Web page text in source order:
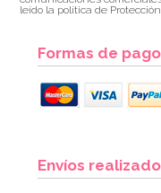
leído la política de
Formas de pago
Envíos